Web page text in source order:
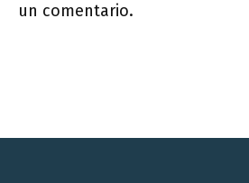
un comentario.